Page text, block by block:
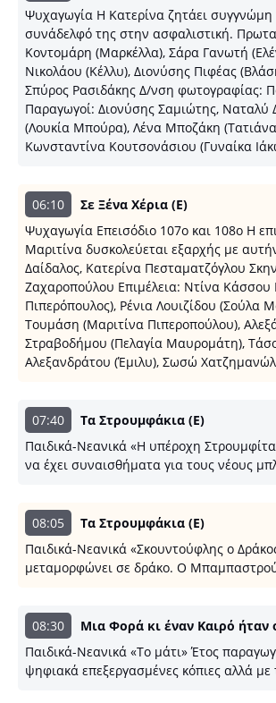
Ψυχαγωγία Η Κατερίνα ζητάει
συνάδελφό της στην ασφαλιστική.
Κοντομάρη (Μαρκέλλα), Σάρα Γανωτή
Νικολάου (Κέλλυ), Διονύσης Πιφέας
Σπύρος Ρασιδάκης Δ/νση φωτογραφίας:
Παραγωγοί: Διονύσης Σαμιώτης,
(Λουκία Μπούρα), Λένα Μποζάκη
Κωνσταντίνα Κουτσονάσιου (Γυναίκα
06:10
Σε Ξένα Χέρια (E)
Ψυχαγωγία Επεισόδιο 107ο και 108ο Η
Μαριτίνα δυσκολεύεται εξαρχής με
Δαίδαλος, Κατερίνα Πεσταματζόγλου
Ζαχαροπούλου Επιμέλεια: Ντίνα
Πιπερόπουλος), Ρένια Λουιζίδου
Τουμάση (Μαριτίνα Πιπεροπούλου),
Στραβοδήμου (Πελαγία Μαυρομάτη),
Αλεξανδράτου (Έμιλυ), Σωσώ
07:40
Τα Στρουμφάκια (E)
Παιδικά-Νεανικά «Η υπέροχη
να έχει συναισθήματα για τους νέους
08:05
Τα Στρουμφάκια (E)
Παιδικά-Νεανικά «Σκουντούφλης ο
μεταμορφώνει σε δράκο. Ο
08:30
Μια Φορά κι έναν Καιρό
Παιδικά-Νεανικά «Το μάτι» Έτος
ψηφιακά επεξεργασμένες κόπιες αλλά